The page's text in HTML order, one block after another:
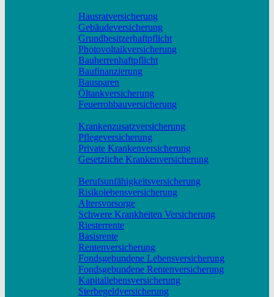
Hausratversicherung
Gebäudeversicherung
Grundbesitzerhaftpflicht
Photovoltaikversicherung
Bauherrenhaftpflicht
Baufinanzierung
Bausparen
Öltankversicherung
Feuerrohbauversicherung
Krankenzusatzversicherung
Pflegeversicherung
Private Krankenversicherung
Gesetzliche Krankenversicherung
Berufs­unfähigkeitsversicherung
Risikolebensversicherung
Altersvorsorge
Schwere Krankheiten Versicherung
Riesterrente
Basisrente
Rentenversicherung
Fondsgebundene Lebensversicherung
Fondsgebundene Rentenversicherung
Kapitallebensversicherung
Sterbegeldversicherung